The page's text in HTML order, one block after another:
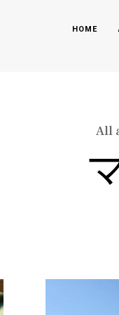
HOME
All